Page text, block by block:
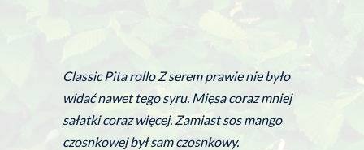
Classic Pita rollo Z serem prawie nie było
widać nawet tego syru. Mięsa coraz mniej
sałatki coraz więcej. Zamiast sos mango
czosnkowej był sam czosnkowy.